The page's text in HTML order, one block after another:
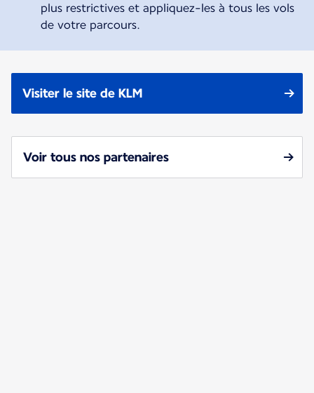
plus restrictives et appliquez-les à tous les vols
de votre parcours.
Visiter le site de KLM
Voir tous nos partenaires